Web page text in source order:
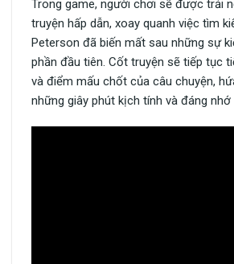
Trong game, người chơi sẽ được trải
truyện hấp dẫn, xoay quanh việc tìm
Peterson đã biến mất sau những sự
phần đầu tiên. Cốt truyện sẽ tiếp tục
và điểm mấu chốt của câu chuyện,
những giây phút kịch tính và đáng